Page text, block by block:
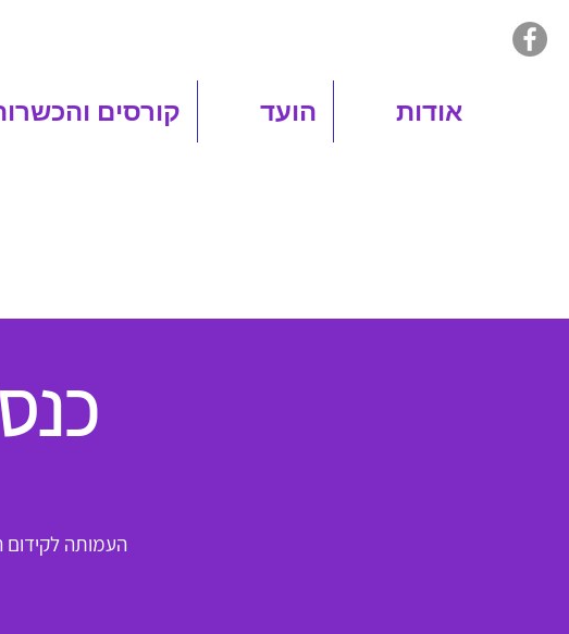
אודות הועד קורסים
כנס
העמותה לקידום